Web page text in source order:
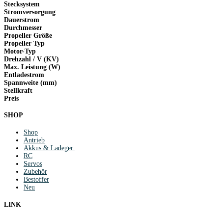
Stecksystem
Stromversorgung
Dauerstrom
Durchmesser
Propeller Größe
Propeller Typ
Motor-Typ
Drehzahl / V (KV)
Max. Leistung (W)
Entladestrom
Spannweite (mm)
Stellkraft
Preis
SHOP
Shop
Antrieb
Akkus & Ladeger.
RC
Servos
Zubehör
Bestoffer
Neu
LINK